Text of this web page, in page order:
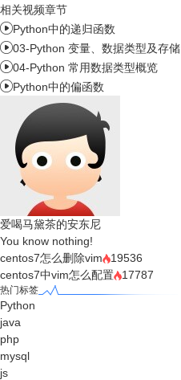
相关视频章节
Python中的递归函数
03-Python 变量、数据类型及存储
04-Python 常用数据类型概览
Python中的偏函数
爱喝马黛茶的安东尼
You know nothing!
centos7怎么删除vim
19536
centos7中vim怎么配置
17787
热门标签
Python
java
php
mysql
js